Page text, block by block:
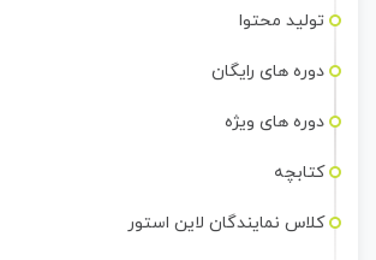
تولید محتوا
دوره های رایگان
دوره های ویژه
کتابچه
کلاس نمایندگان لاین استور